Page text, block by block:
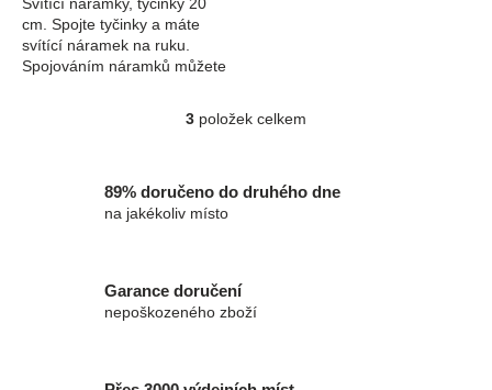
cm. Spojte tyčinky a máte
svítící náramek na ruku.
Spojováním náramků můžete
Ovládací prvky výpisu
3 položek celkem
89% doručeno do druhého dne
na jakékoliv místo
Garance doručení
nepoškozeného zboží